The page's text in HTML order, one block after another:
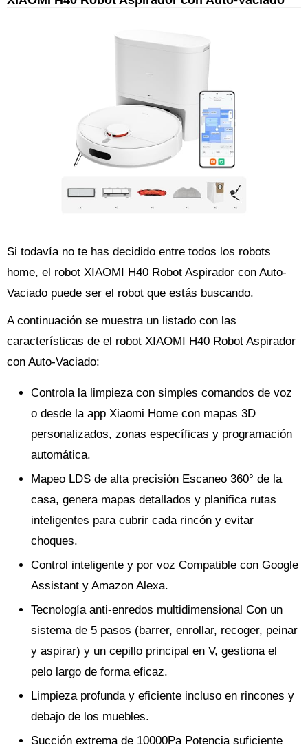
Si todavía no te has decidido entre todos los robots
home, el robot XIAOMI H40 Robot Aspirador con Auto-
Vaciado puede ser el robot que estás buscando.
A continuación se muestra un listado con las
características de el robot XIAOMI H40 Robot Aspirador
con Auto-Vaciado:
Controla la limpieza con simples comandos de voz
o desde la app Xiaomi Home con mapas 3D
personalizados, zonas específicas y programación
automática.
Mapeo LDS de alta precisión Escaneo 360° de la
casa, genera mapas detallados y planifica rutas
inteligentes para cubrir cada rincón y evitar
choques.
Control inteligente y por voz Compatible con Google
Assistant y Amazon Alexa.
Tecnología anti-enredos multidimensional Con un
sistema de 5 pasos (barrer, enrollar, recoger, peinar
y aspirar) y un cepillo principal en V, gestiona el
pelo largo de forma eficaz.
Limpieza profunda y eficiente incluso en rincones y
debajo de los muebles.
Succión extrema de 10000Pa Potencia suficiente